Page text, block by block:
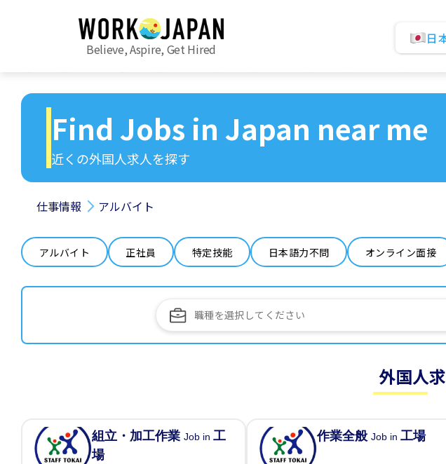
Believe, Aspire, Get Hired
日
Find Jobs in Japan near me
近くの外国人求人を探す
仕事情報 アルバイト
アルバイト 正社員 特定技能 日本語力不問 オンライン面接
外国人
組立・加工作業Job in工
場
作業全般Job in工場